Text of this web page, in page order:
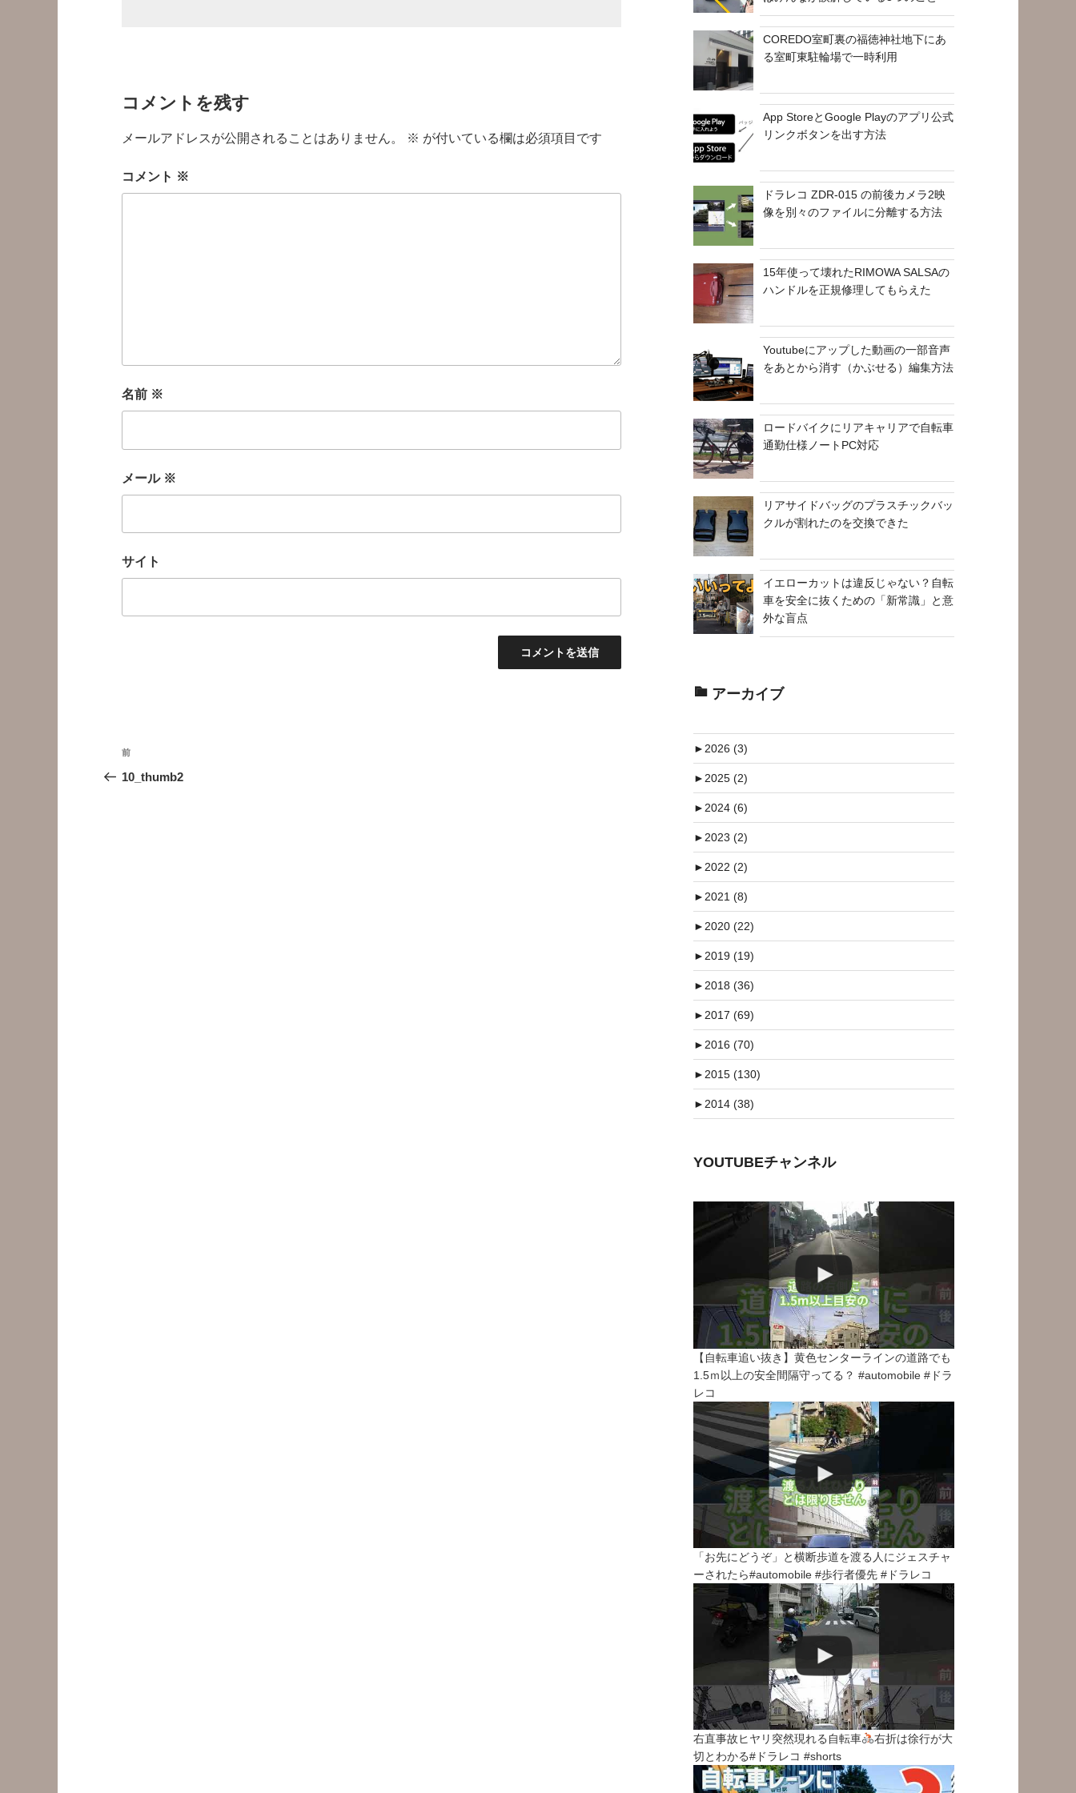
コメントを残す
メールアドレスが公開されることはありません。 ※ が付いている欄は必須項目です
コメント ※
名前 ※
メール ※
サイト
投
稿
前
の
前
10_thumb2
COREDO室町裏の福徳神社地下にあ
る室町東駐輪場で一時利用
App StoreとGoogle Playのアプリ公式
リンクボタンを出す方法
ドラレコ ZDR-015 の前後カメラ2映
像を別々のファイルに分離する方法
15年使って壊れたRIMOWA SALSAの
ハンドルを正規修理してもらえた
Youtubeにアップした動画の一部音声
をあとから消す（かぶせる）編集方法
ロードバイクにリアキャリアで自転車
通勤仕様ノートPC対応
リアサイドバッグのプラスチックバッ
クルが割れたのを交換できた
イエローカットは違反じゃない？自転
車を安全に抜くための「新常識」と意
外な盲点
アーカイブ
►2026 (3)
►2025 (2)
►2024 (6)
►2023 (2)
►2022 (2)
►2021 (8)
►2020 (22)
►2019 (19)
►2018 (36)
►2017 (69)
►2016 (70)
►2015 (130)
►2014 (38)
YOUTUBEチャンネル
【自転車追い抜き】黄色センターラインの道路でも
1.5ｍ以上の安全間隔守ってる？ #automobile #ドラ
レコ
「お先にどうぞ」と横断歩道を渡る人にジェスチャ
ーされたら#automobile #歩行者優先 #ドラレコ
右直事故ヒヤリ突然現れる自転車
右折は徐行が大
切とわかる#ドラレコ #shorts